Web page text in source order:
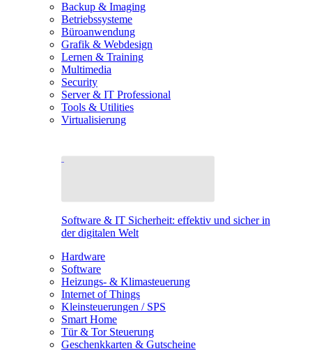
Backup & Imaging
Betriebssysteme
Büroanwendung
Grafik & Webdesign
Lernen & Training
Multimedia
Security
Server & IT Professional
Tools & Utilities
Virtualisierung
Software & IT Sicherheit: effektiv und sicher in
der digitalen Welt
Hardware
Software
Heizungs- & Klimasteuerung
Internet of Things
Kleinsteuerungen / SPS
Smart Home
Tür & Tor Steuerung
Geschenkkarten & Gutscheine